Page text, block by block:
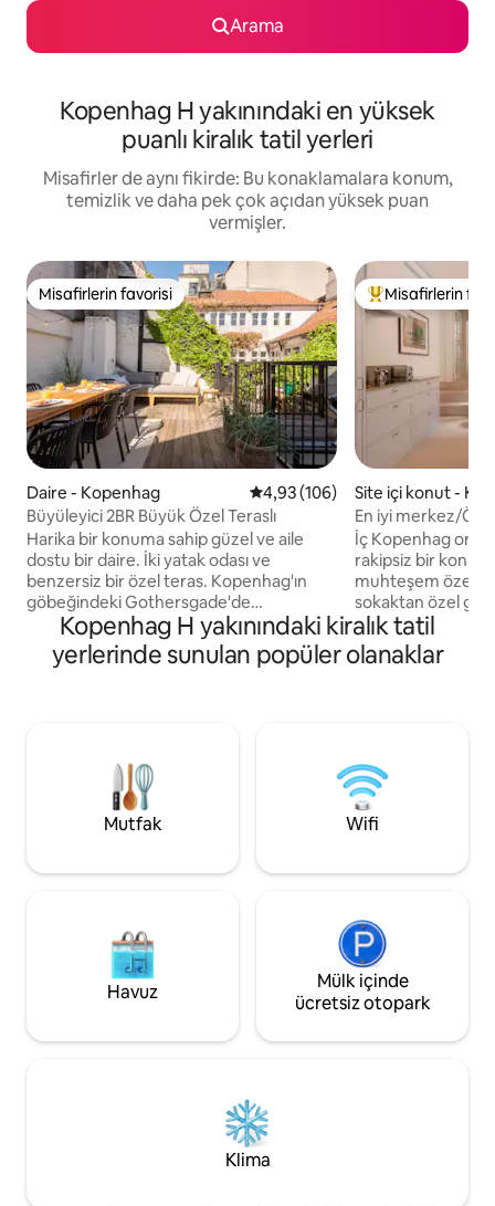
Arama
Kopenhag H yakınındaki en yüksek
puanlı kiralık tatil yerleri
Misafirler de aynı fikirde: Bu konaklamalara konum,
temizlik ve daha pek çok açıdan yüksek puan
vermişler.
Misafirlerin favorisi
Misafirlerin favorisi
Daire - Kopenhag 5 üzerinden ortalama 4,93
4,93 (106)
Büyüleyici 2BR Büyük Özel Teraslı
Harika bir konuma sahip güzel ve aile
dostu bir daire. İki yatak odası ve
benzersiz bir özel teras. Kopenhag'ın
göbeğindeki Gothersgade'de
bulunmaktadır. Daire işlevsel olarak
ancak estetik olarak dekore edilmiştir.
Mutfak, çeşitli kapsüllere sahip bir
çıkarabilir veya gökyüzünün altında
akşam yemeği yiyebilirsiniz. Daire her
zaman profesyoneller tarafından
temizlenir. 3. katta.
Misafirlerin
Misafirlerin
Site içi konut -
En iyi merkez/
Galerisi
İç Kopenhag orta
rakipsiz bir
muhteşem özel daire. Sessiz
sokaktan özel
eviniz”. 140 metrekareye yayılmış üst
düzey bir lüks,
lüks dairesinde
daha uzun veya
toplantıları/iş
mükemmeldir.
Kopenhag H yakınındaki kiralık tatil
yerlerinde sunulan popüler olanaklar
Mutfak Wifi
Havuz
Mülk içinde
ücretsiz otopark
Klima